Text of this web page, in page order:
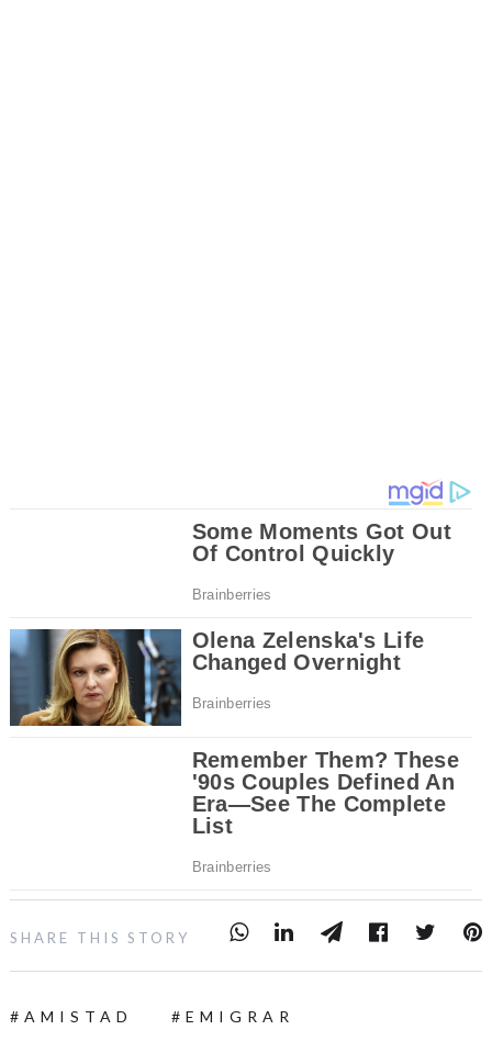
SHARE THIS STORY
AMISTAD
EMIGRAR